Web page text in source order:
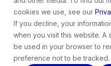
cookies we use, see our
If you decline, your
when you visit this website. A
be used in your browser to
preference not to be tracked.
Skip
main
content.